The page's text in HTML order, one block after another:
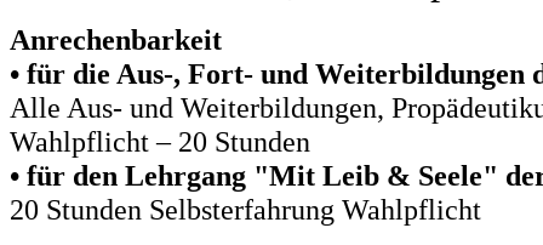
Anrechenbarkeit
• für die Aus-, Fort- und Weiterbildungen
Alle Aus- und Weiterbildungen,
Wahlpflicht – 20 Stunden
• für den Lehrgang "Mit Leib & Seele"
20 Stunden Selbsterfahrung Wahlpflicht